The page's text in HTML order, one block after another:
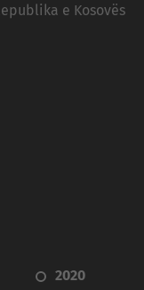
e Kosovës
2020